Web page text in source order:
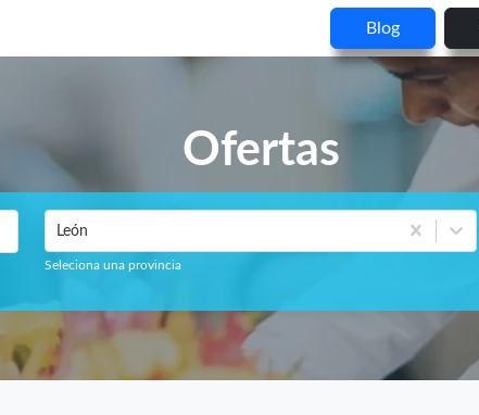
Blog
Ofertas
León
Seleciona una provincia